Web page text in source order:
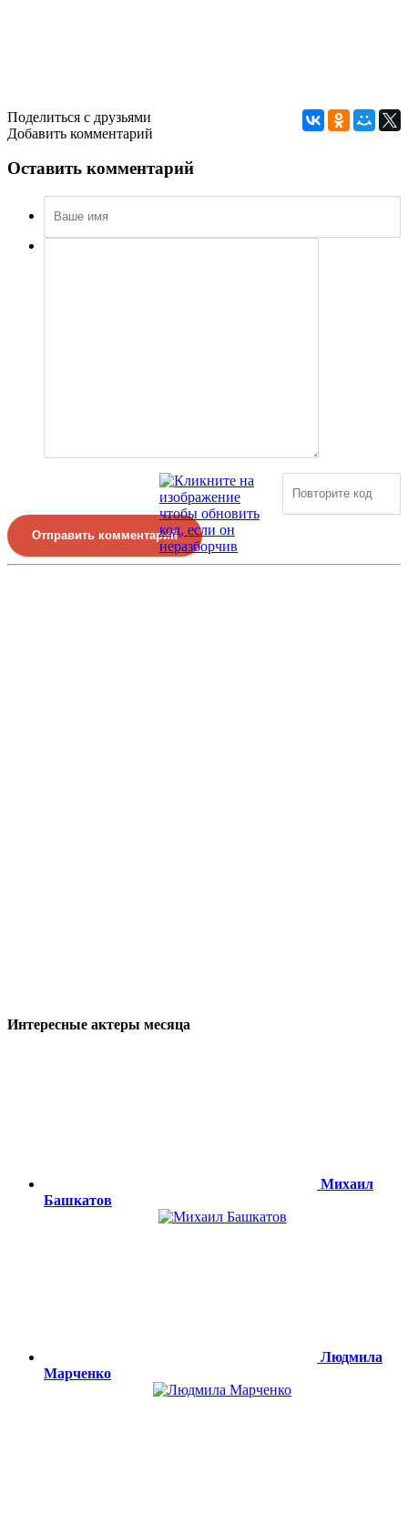
Поделиться с друзьями
Добавить комментарий
Оставить комментарий
Отправить комментарий
Интересные актеры месяца
Михаил
Башкатов
Людмила
Марченко